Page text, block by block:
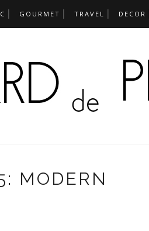
GOURMET TRAVEL DECOR
MODERN